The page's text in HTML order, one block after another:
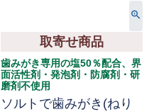
取寄せ商品
歯みがき専用の塩50％配合、界
面活性剤・発泡剤・防腐剤・研
磨剤不使用
ソルトで歯みがき(ねり